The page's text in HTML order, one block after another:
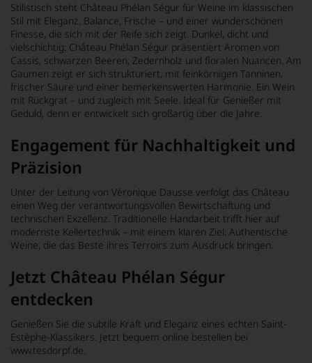
Stilistisch steht Château Phélan Ségur für Weine im klassischen
Stil mit Eleganz, Balance, Frische – und einer wunderschönen
Finesse, die sich mit der Reife sich zeigt. Dunkel, dicht und
vielschichtig: Château Phélan Ségur präsentiert Aromen von
Cassis, schwarzen Beeren, Zedernholz und floralen Nuancen. Am
Gaumen zeigt er sich strukturiert, mit feinkörnigen Tanninen,
frischer Säure und einer bemerkenswerten Harmonie. Ein Wein
mit Rückgrat – und zugleich mit Seele. Ideal für Genießer mit
Geduld, denn er entwickelt sich großartig über die Jahre.
Engagement für Nachhaltigkeit und
Präzision
Unter der Leitung von Véronique Dausse verfolgt das Château
einen Weg der verantwortungsvollen Bewirtschaftung und
technischen Exzellenz. Traditionelle Handarbeit trifft hier auf
modernste Kellertechnik – mit einem klaren Ziel: Authentische
Weine, die das Beste ihres Terroirs zum Ausdruck bringen.
Jetzt Château Phélan Ségur
entdecken
Genießen Sie die subtile Kraft und Eleganz eines echten Saint-
Estèphe-Klassikers. Jetzt bequem online bestellen bei
www.tesdorpf.de.